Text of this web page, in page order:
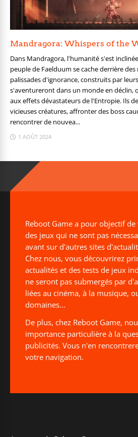
Mandragora: Whispers of the
Dans Mandragora, l'humanité s'est
peuple de Faelduum se cache derrière
palissades d'ignorance, construits par
s'aventureront dans un monde en déclin,
aux effets dévastateurs de l'Entropie. Ils
vicieuses créatures, affronter des boss
rencontrer de nouvea...
1 AOÛT 2024
Reboot Game a pour objectif
des jeux qui ne sont pas
avant sur d'autres sites
Chez nous, vous découvrirez
actualités et des tests de jeux
ne seront pas submergés par
liées au cinéma, à la musique,
domaines...
De plus, chez Reboot Game,
importance particulière à la
publicités. Vous n'en
votre navigation.